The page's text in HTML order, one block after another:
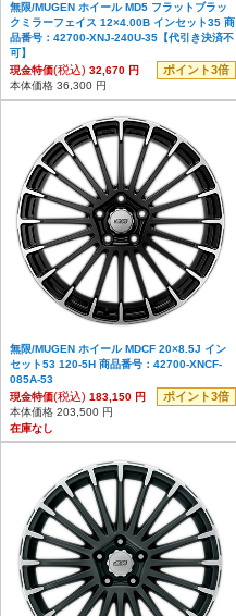
無限/MUGEN ホイール MD5 フラットブラッ
クミラーフェイス 12×4.00B インセット35 商
品番号：42700-XNJ-240U-35【代引き決済不
可】
現金特価(税込) 32,670 円 ポイント3倍
本体価格 36,300 円
無限/MUGEN ホイール MDCF 20×8.5J イン
セット53 120-5H 商品番号：42700-XNCF-
085A-53
現金特価(税込) 183,150 円 ポイント3倍
本体価格 203,500 円
在庫なし